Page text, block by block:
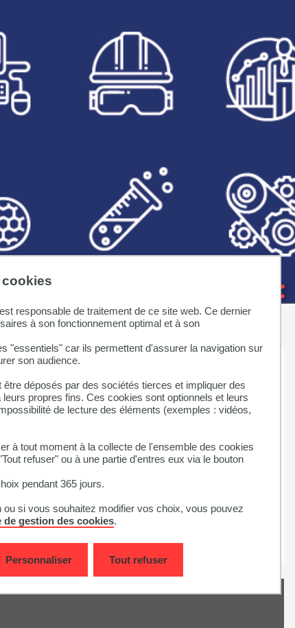
responsable de traitement de ce site web. Ce dernier
à son fonctionnement optimal et à son
"essentiels" car ils permettent d'assurer la navigation sur
son audience.
déposés par des sociétés tierces et impliquer des
propres fins. Ces cookies sont optionnels et leurs
de lecture des éléments (exemples : vidéos,
à tout moment à la collecte de l'ensemble des cookies
refuser" ou à une partie d'entres eux via le bouton
pendant 365 jours.
si vous souhaitez modifier vos choix, vous pouvez
gestion des cookies.
Tout refuser
Personnaliser
parcours Sciences de